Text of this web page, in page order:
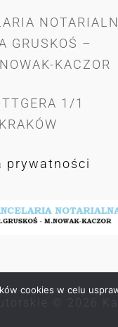
GRUSKOŚ –
KACZOR
1/1
prywatności
© 2026
cookies w celu